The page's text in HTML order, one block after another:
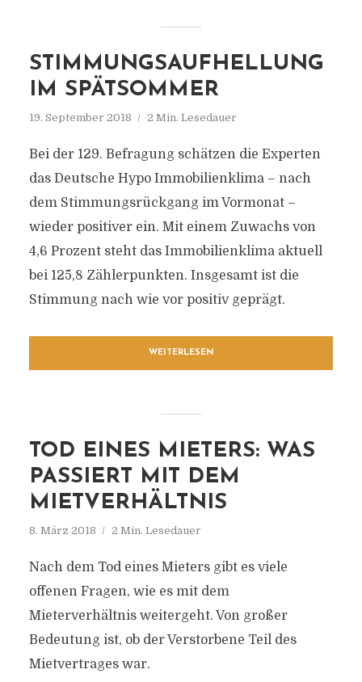
STIMMUNGSAUFHELLUNG
IM SPÄTSOMMER
19. September 2018 2 Min. Lesedauer
Bei der 129. Befragung schätzen die Experten
das Deutsche Hypo Immobilienklima – nach
dem Stimmungsrückgang im Vormonat –
wieder positiver ein. Mit einem Zuwachs von
4,6 Prozent steht das Immobilienklima aktuell
bei 125,8 Zählerpunkten. Insgesamt ist die
Stimmung nach wie vor positiv geprägt.
WEITERLESEN
TOD EINES MIETERS: WAS
PASSIERT MIT DEM
MIETVERHÄLTNIS
8. März 2018 2 Min. Lesedauer
Nach dem Tod eines Mieters gibt es viele
offenen Fragen, wie es mit dem
Mieterverhältnis weitergeht. Von großer
Bedeutung ist, ob der Verstorbene Teil des
Mietvertrages war.